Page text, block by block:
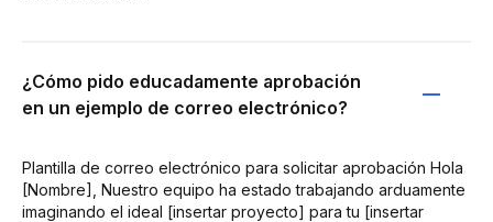
¿Cómo pido educadamente aprobación
en un ejemplo de correo electrónico?
Plantilla de correo electrónico para solicitar aprobación Hola
[Nombre], Nuestro equipo ha estado trabajando arduamente
imaginando el ideal [insertar proyecto] para tu [insertar